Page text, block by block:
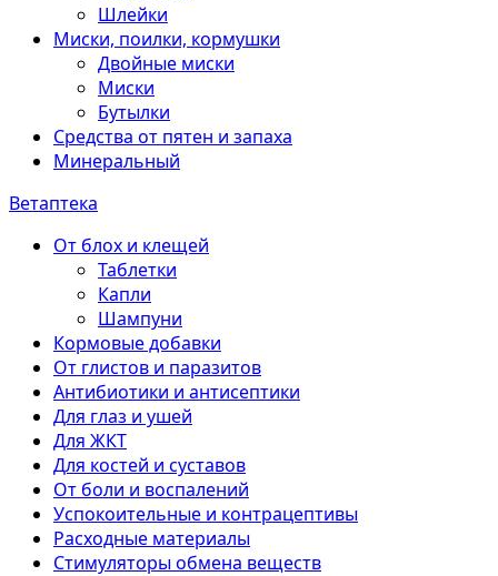
Шлейки
Миски, поилки, кормушки
Двойные миски
Миски
Бутылки
Средства от пятен и запаха
Минеральный
Ветаптека
От блох и клещей
Таблетки
Капли
Шампуни
Кормовые добавки
От глистов и паразитов
Антибиотики и антисептики
Для глаз и ушей
Для ЖКТ
Для костей и суставов
От боли и воспалений
Успокоительные и контрацептивы
Расходные материалы
Стимуляторы обмена веществ